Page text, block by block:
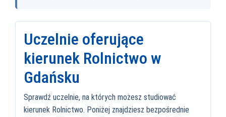
Uczelnie oferujące
kierunek Rolnictwo w
Gdańsku
Sprawdź uczelnie, na których możesz studiować
kierunek Rolnictwo. Poniżej znajdziesz bezpośrednie